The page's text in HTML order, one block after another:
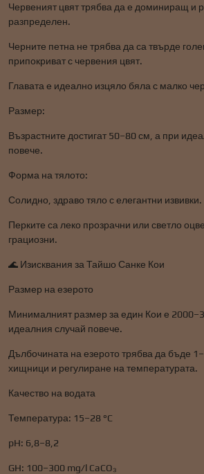
Червеният цвят трябва да е доминиращ и
разпределен.
Черните петна не трябва да са твърде
припокриват с червения цвят.
Главата е идеално изцяло бяла с малко
Размер:
Възрастните достигат 50–80 см, а при
повече.
Форма на тялото:
Солидно, здраво тяло с елегантни извивки.
Перките са леко прозрачни или светло
грациозни.
🌊 Изисквания за Тайшо Санке Кои
Размер на езерото
Минималният размер за един Кои е
идеалния случай повече.
Дълбочината на езерото трябва да бъде
хищници и регулиране на температурата.
Качество на водата
Температура: 15–28 °C
pH: 6,8–8,2
GH: 100–300 mg/l CaCO₃